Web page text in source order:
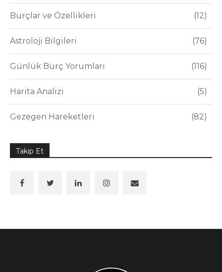
Burçlar ve Özellikleri 12
Astroloji Bilgileri 76
Günlük Burç Yorumları 116
Harita Analizi 5
Gezegen Hareketleri 82
Takip Et